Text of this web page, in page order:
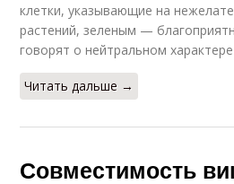
клетки, указывающие на
растений, зеленым —
говорят о нейтральном
Читать дальше →
Совместимость